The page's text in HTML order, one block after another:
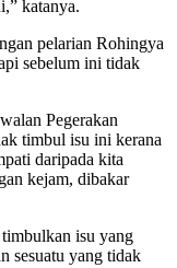
katanya.
pelarian Rohingya
sebelum ini tidak
Pegerakan
timbul isu ini kerana
daripada kita
kejam, dibakar
isu yang
sesuatu yang tidak